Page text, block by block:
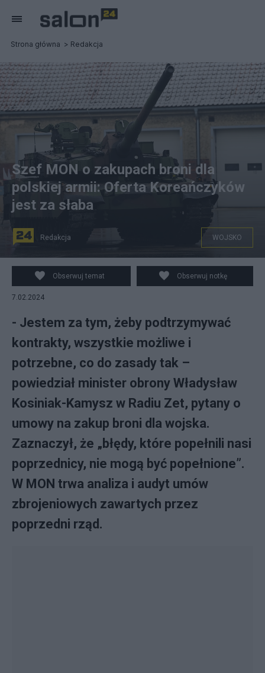
Strona główna Redakcja
K2, fot. MON
Szef MON o zakupach broni dla
polskiej armii: Oferta Koreańczyków
jest za słaba
Redakcja WOJSKO
Obserwuj temat Obserwuj notkę
7.02.2024
- Jestem za tym, żeby podtrzymywać
kontrakty, wszystkie możliwe i
potrzebne, co do zasady tak –
powiedział minister obrony Władysław
Kosiniak-Kamysz w Radiu Zet, pytany o
umowy na zakup broni dla wojska.
Zaznaczył, że „błędy, które popełnili nasi
poprzednicy, nie mogą być popełnione”.
W MON trwa analiza i audyt umów
zbrojeniowych zawartych przez
poprzedni rząd.